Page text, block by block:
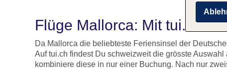
Flüge Mallorca: Mit tui.ch
Da Mallorca die beliebteste Feriensinsel der
Auf tui.ch findest Du schweizweit die grösste
kombiniere diese in nur einer Buchung. Nach nur